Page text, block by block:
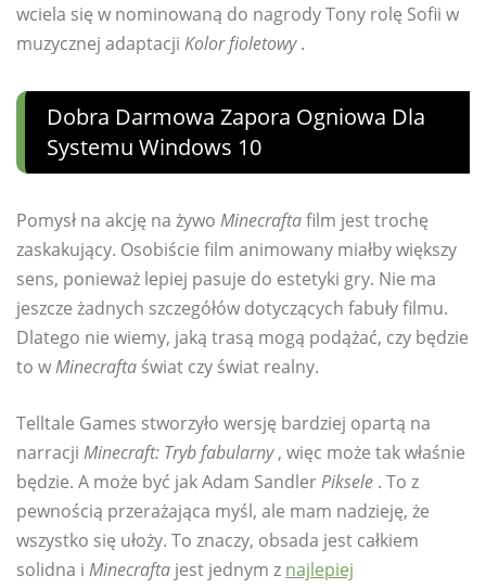
wciela się w nominowaną do nagrody Tony rolę Sofii w
muzycznej adaptacji Kolor fioletowy.
Dobra Darmowa Zapora Ogniowa Dla
Systemu Windows 10
Pomysł na akcję na żywo Minecraftafilm jest trochę
zaskakujący. Osobiście film animowany miałby większy
sens, ponieważ lepiej pasuje do estetyki gry. Nie ma
jeszcze żadnych szczegółów dotyczących fabuły filmu.
Dlatego nie wiemy, jaką trasą mogą podążać, czy będzie
to wMinecrafta świat czy świat realny.
Telltale Games stworzyło wersję bardziej opartą na
narracji Minecraft: Tryb fabularny, więc może tak właśnie
będzie. A może być jak Adam SandlerPiksele . To z
pewnością przerażająca myśl, ale mam nadzieję, że
wszystko się ułoży. To znaczy, obsada jest całkiem
solidna i Minecrafta jest jednym z najlepiej